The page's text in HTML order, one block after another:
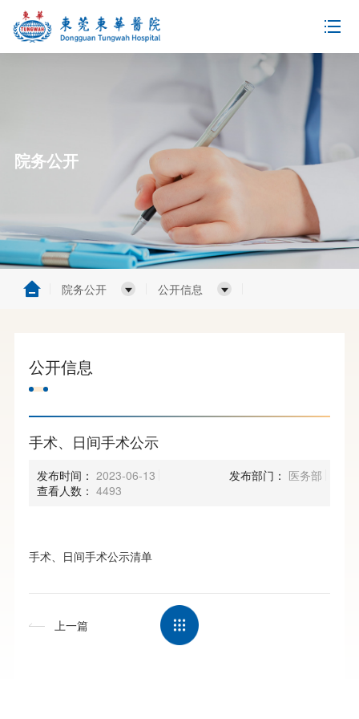
院务公开
院务公开 公开信息
公开信息
手术、日间手术公示
发布时间： 2023-06-13 发布部门： 医务部
查看人数： 4493
手术、日间手术公示清单
上一篇